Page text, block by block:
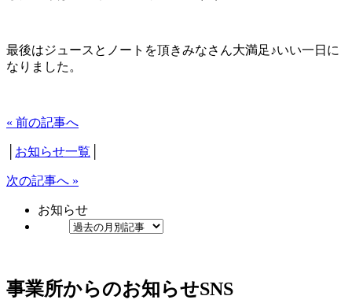
最後はジュースとノートを頂きみなさん大満足♪いい一日に
なりました。
« 前の記事へ
お知らせ一覧
次の記事へ »
お知らせ
事業所からのお知らせSNS